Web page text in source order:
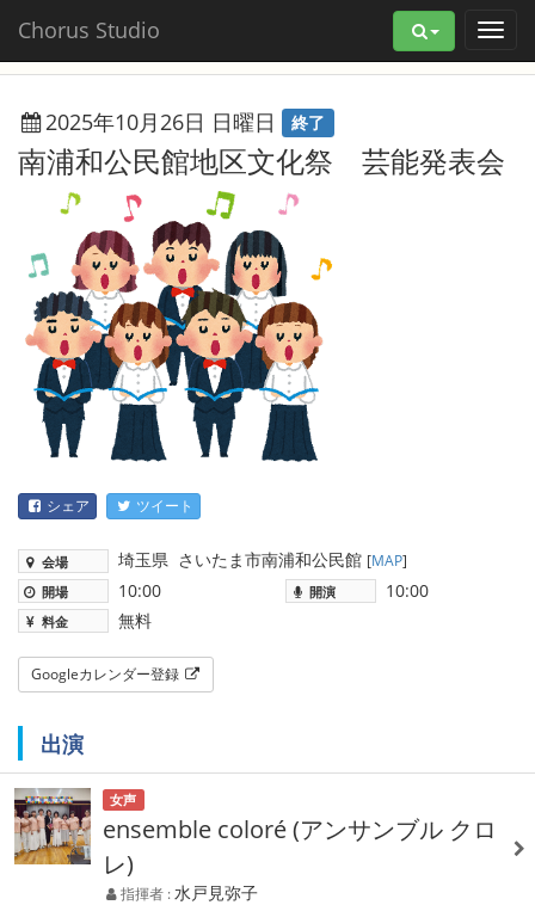
Chorus Studio
2025年10月26日 日曜日 終了
南浦和公民館地区文化祭 芸能発表会
シェア ツイート
会場 埼玉県 さいたま市南浦和公民館 [MAP]
開場 10:00 開演 10:00
料金 無料
Googleカレンダー登録
出演
女声
ensemble coloré (アンサンブル クロ
レ)
指揮者 :水戸見弥子